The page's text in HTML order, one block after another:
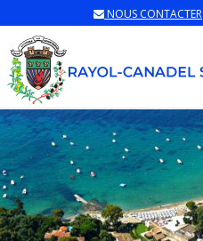
NOUS CONTACTER